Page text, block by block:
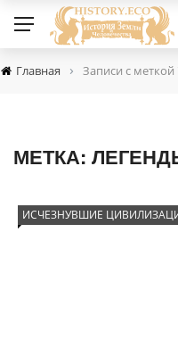
Главная › Записи с
МЕТКА:
ИСЧЕЗНУВШИЕ